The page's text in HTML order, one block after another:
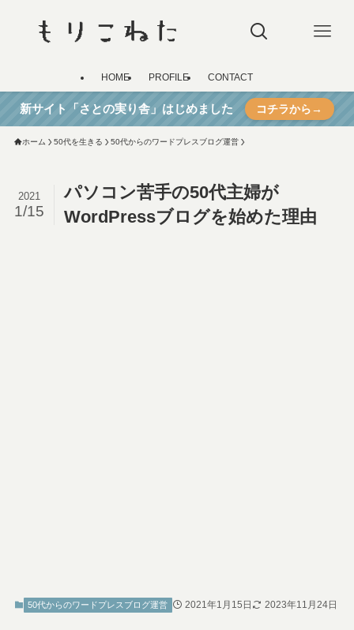
HOME PROFILE CONTACT
新サイト「さとの実り舎」はじめました コチラから→
ホーム 50代を生きる 50代からのワードプレスブログ運営
パソコン苦手の50代主婦が
WordPressブログを始めた理由
2021
1/15
50代からのワードプレスブログ運営 2021年1月15日 2023年11月24日